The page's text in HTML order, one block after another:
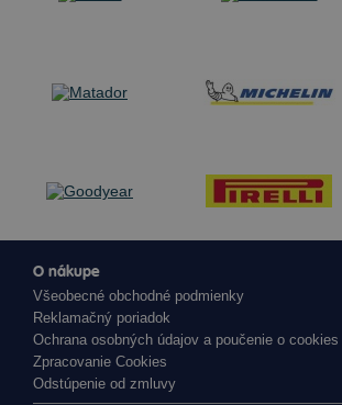
O nákupe
Všeobecné obchodné podmienky
Reklamačný poriadok
Ochrana osobných údajov a poučenie o cookies
Zpracovanie Cookies
Odstúpenie od zmluvy